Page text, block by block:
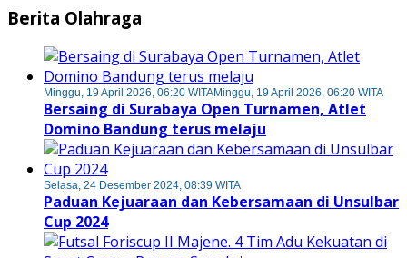
Berita Olahraga
Minggu, 19 April 2026, 06:20 WITAMinggu, 19 April 2026, 06:20 WITA
Bersaing di Surabaya Open Turnamen, Atlet
Domino Bandung terus melaju
Selasa, 24 Desember 2024, 08:39 WITA
Paduan Kejuaraan dan Kebersamaan di Unsulbar
Cup 2024